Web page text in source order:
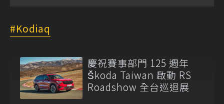
Kodiaq
慶祝賽事部門 125 週年
Škoda Taiwan 啟動 RS
Roadshow 全台巡迴展